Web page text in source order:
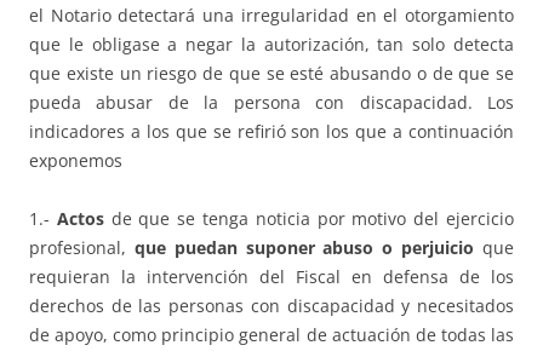
el Notario detectará una irregularidad en el otorgamiento
que le obligase a negar la autorización, tan solo detecta
que existe un riesgo de que se esté abusando o de que se
pueda abusar de la persona con discapacidad. Los
indicadores a los que se refirió son los que a continuación
exponemos
1.- Actos de que se tenga noticia por motivo del ejercicio
profesional, que puedan suponer abuso o perjuicioque
requieran la intervención del Fiscal en defensa de los
derechos de las personas con discapacidad y necesitados
de apoyo, como principio general de actuación de todas las